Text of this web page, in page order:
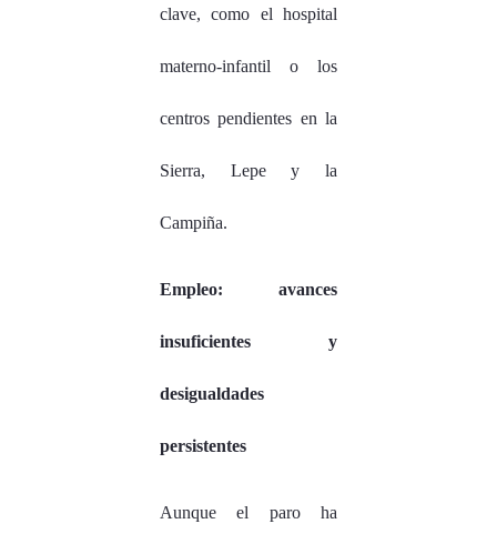
clave, como el hospital
materno-infantil o los
centros pendientes en la
Sierra, Lepe y la
Campiña.
Empleo: avances
insuficientes y
desigualdades
persistentes
Aunque el paro ha